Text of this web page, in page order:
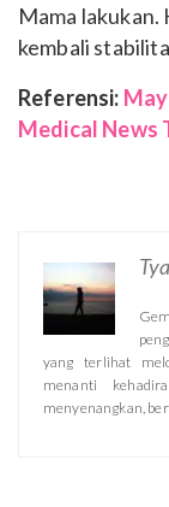
Mama lakukan.
kembali
Referensi:
Medical News
Tya
yang terlihat
menanti
menyenangkan,